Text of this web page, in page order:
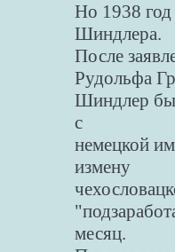
Но 1938 год
Шиндлера.
После
Рудольфа
Шиндлер
с
немецкой
измену
месяц.